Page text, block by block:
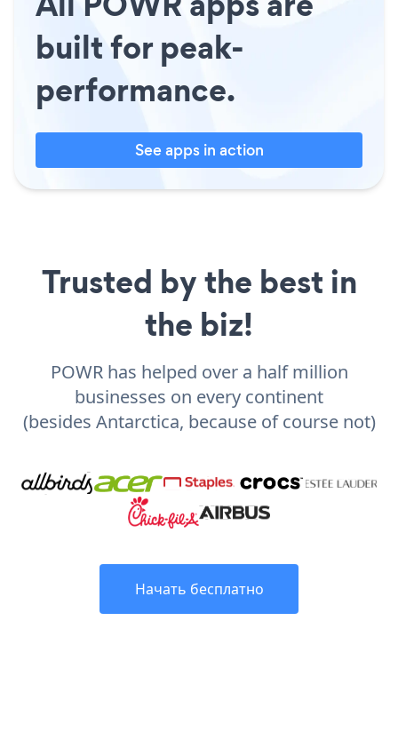
built for peak-
performance.
See apps in action
Trusted by the best in
the biz!
POWR has helped over a half million
businesses on every continent
(besides Antarctica, because of course not)
Начать бесплатно